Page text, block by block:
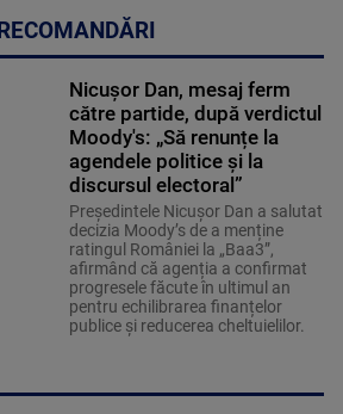
RECOMANDĂRI
Nicușor Dan, mesaj ferm
către partide, după verdictul
Moody's: „Să renunțe la
agendele politice şi la
discursul electoral”
Președintele Nicușor Dan a salutat
decizia Moody’s de a menține
ratingul României la „Baa3”,
afirmând că agenția a confirmat
progresele făcute în ultimul an
pentru echilibrarea finanțelor
publice și reducerea cheltuielilor.